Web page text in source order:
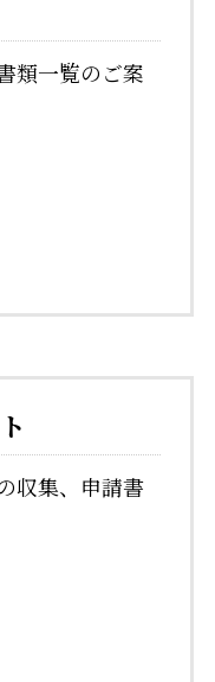
類一覧のご案
収集、申請書